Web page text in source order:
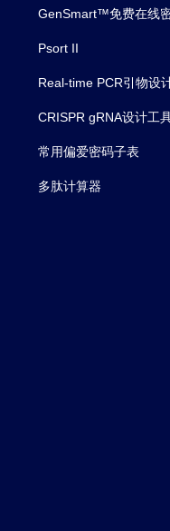
GenSmart™免费在线
Psort II
Real-time PCR引物设
CRISPR gRNA设计工
常用偏爱密码子表
多肽计算器